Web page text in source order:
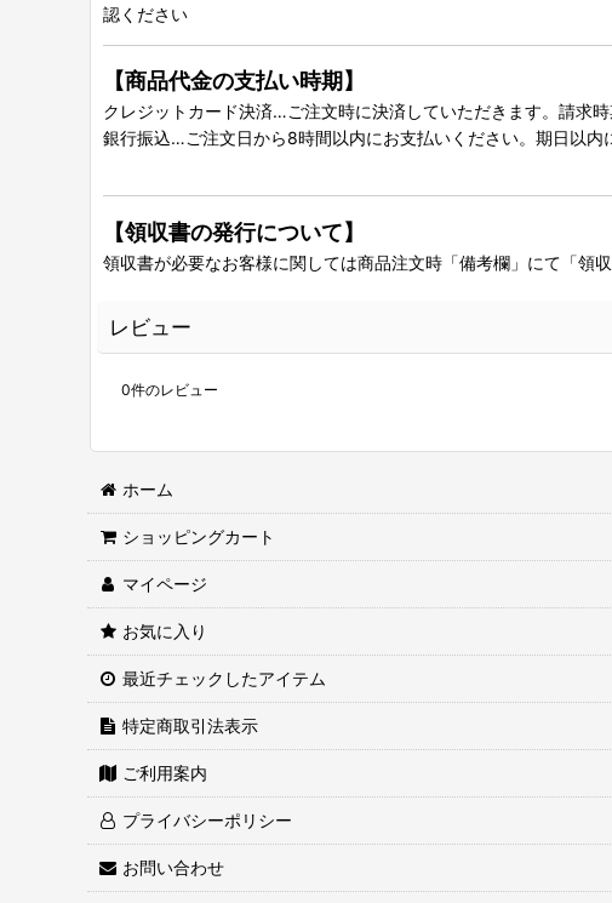
認ください
【商品代金の支払い時期】
クレジットカード決済…ご注文時に決済していただきます。請求
銀行振込…ご注文日から8時間以内にお支払いください。期日以
【領収書の発行について】
領収書が必要なお客様に関しては商品注文時「備考欄」にて「領
レビュー
0件のレビュー
ホーム
ショッピングカート
マイページ
お気に入り
最近チェックしたアイテム
特定商取引法表示
ご利用案内
プライバシーポリシー
お問い合わせ